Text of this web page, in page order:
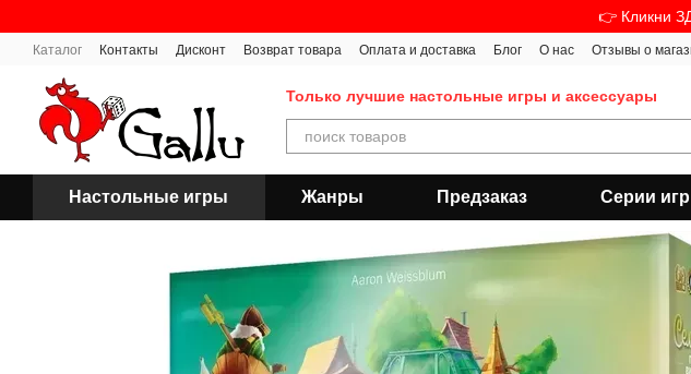
👉 Кликни
Каталог Контакты Дисконт Возврат товара Оплата и доставка Блог О нас Отзывы о
Только лучшие настольные игры и аксессуары
Настольные игры Жанры Предзаказ Серии игр